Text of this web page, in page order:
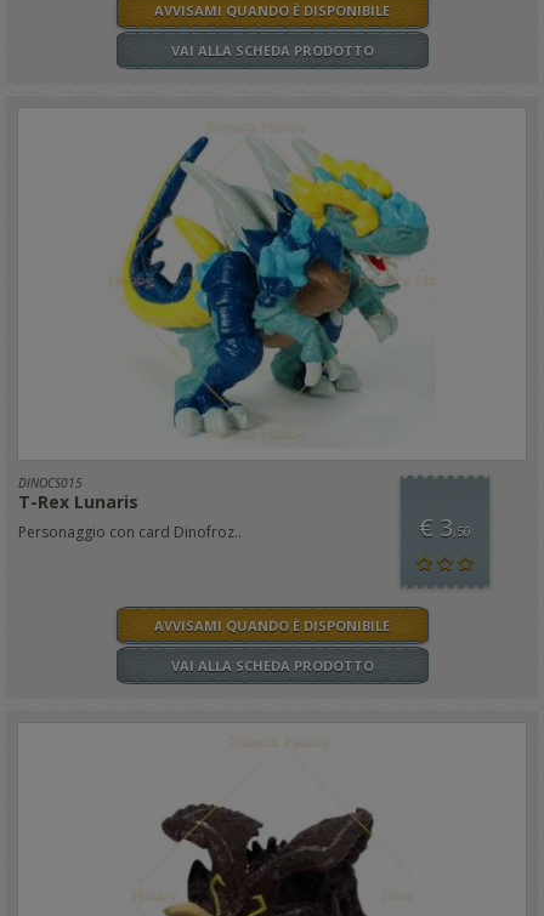
AVVISAMI QUANDO È DISPONIBILE
VAI ALLA SCHEDA PRODOTTO
DINOCS015
T-Rex Lunaris
Personaggio con card Dinofroz.. € 3,50
AVVISAMI QUANDO È DISPONIBILE
VAI ALLA SCHEDA PRODOTTO